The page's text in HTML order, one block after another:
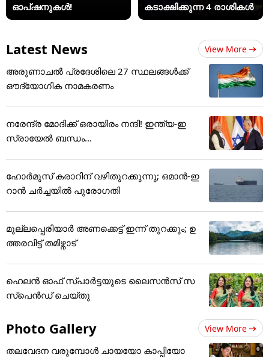
ഓപ്ഷനുകൾ!
കടാക്ഷിക്കുന്ന 4 രാശികൾ
Latest News View More
അരുണാചൽ പ്രദേശിലെ 27 സ്ഥലങ്ങൾക്ക്
ഔദ്യോഗിക നാമകരണം
നരേന്ദ്ര മോദിക്ക് ഒരായിരം നന്ദി! ഇന്ത്യ-ഇ
സ്രായേല്‍ ബന്ധം...
ഹോർമുസ് കരാറിന് വഴിതുറക്കുന്നു; ഒമാൻ-ഇ
റാൻ ചർച്ചയിൽ പുരോഗതി
മുല്ലപ്പെരിയാർ അണക്കെട്ട് ഇന്ന് തുറക്കും; ഉ
ത്തരവിട്ട് തമിഴ്നാട്
ഹെലന്‍ ഓഫ് സ്പാര്‍ട്ടയുടെ ലൈസന്‍സ് സ
സ്‌പെന്‍ഡ് ചെയ്തു
Photo Gallery View More
തലവേദന വരുമ്പോൾ ചായയോ കാപ്പിയോ